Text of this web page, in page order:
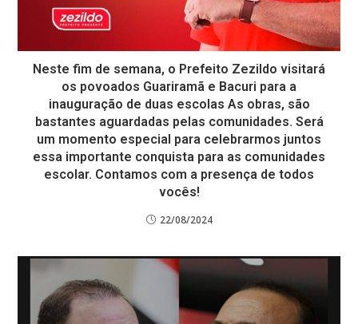
Neste fim de semana, o Prefeito Zezildo visitará
os povoados Guariramã e Bacuri para a
inauguração de duas escolas As obras, são
bastantes aguardadas pelas comunidades. Será
um momento especial para celebrarmos juntos
essa importante conquista para as comunidades
escolar. Contamos com a presença de todos
vocês!
22/08/2024